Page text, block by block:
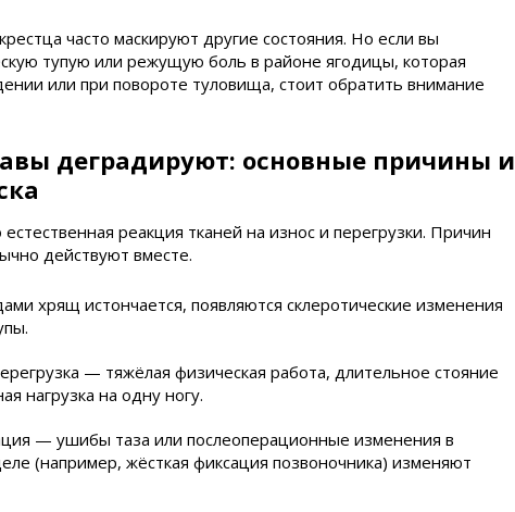
часто маскируют другие состояния. Но если вы
тупую или режущую боль в районе ягодицы, которая
или при повороте туловища, стоит обратить внимание
деградируют: основные причины и
реакция тканей на износ и перегрузки. Причин
действуют вместе.
хрящ истончается, появляются склеротические изменения
— тяжёлая физическая работа, длительное стояние
нагрузка на одну ногу.
— ушибы таза или послеоперационные изменения в
(например, жёсткая фиксация позвоночника) изменяют